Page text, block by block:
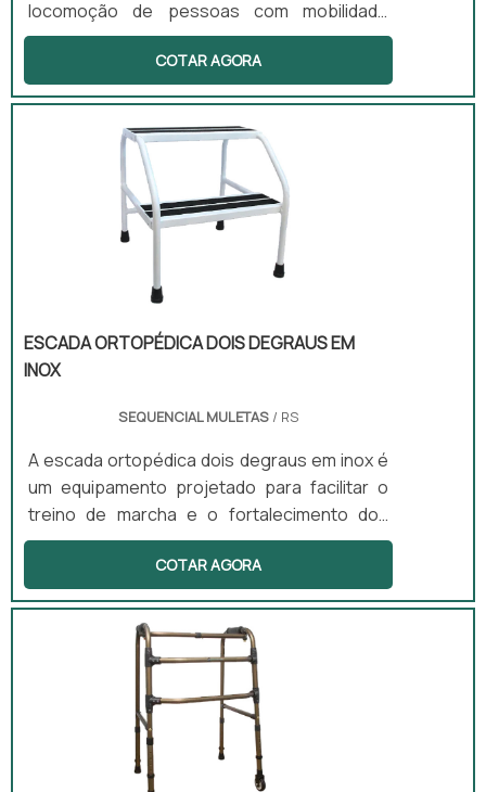
locomoção de pessoas com mobilidade
reduzida, mas que ainda desejam manter um
nível ativo de vida. Equipado com rodas
frontais ou completas, esse dispositivo
com menor esforço físico. Além disso, conta
com travas de freio que garantem segurança
durante o uso, podendo ser utilizado tanto
em ambientes internos quanto externos.
COTAR AGORA
ESCADA ORTOPÉDICA DOIS DEGRAUS EM
INOX
SEQUENCIAL MULETAS/ RS
A escada ortopédica dois degraus em inox é
um equipamento projetado para facilitar o
treino de marcha e o fortalecimento dos
membros inferiores. Este produto é
essencial na fisioterapia motora, pois
favorece a reabilitação pós-operatória e o
treino de equilíbrio. Sua estrutura é
resistente e conta com uma base
antiderrapante, proporcionando segurança
durante o uso.
COTAR AGORA